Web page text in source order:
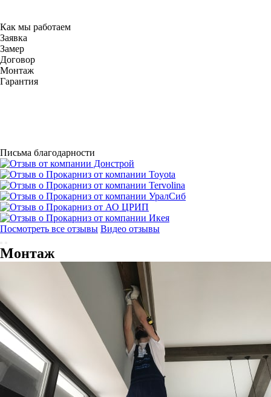
Как мы работаем
Заявка
Замер
Договор
Монтаж
Гарантия
Письма благодарности
Посмотреть все отзывы Видео отзывы
Монтаж